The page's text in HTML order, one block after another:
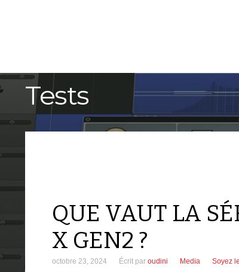
Tests
QUE VAUT LA
X GEN2 ?
octobre 23, 2024 Écrit par oudini Media Soyez